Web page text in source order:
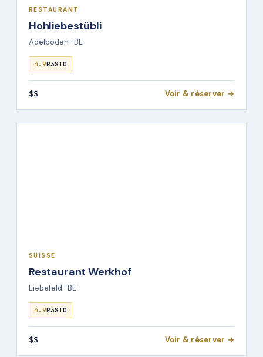
RESTAURANT
Hohliebestübli
Adelboden · BE
4.9R3STO
$$ Voir & réserver →
SUISSE
Restaurant Werkhof
Liebefeld · BE
4.9R3STO
$$ Voir & réserver →